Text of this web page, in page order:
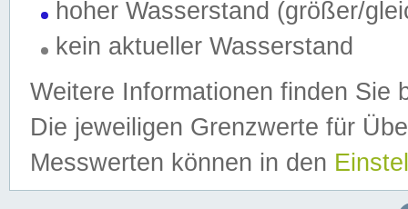
hoher Wasserstand (größer/
kein aktueller Wasserstand
Weitere Informationen finden Sie
Die jeweiligen Grenzwerte für
Messwerten können in den